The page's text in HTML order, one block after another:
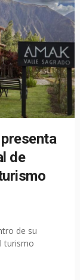
de
de su
turismo